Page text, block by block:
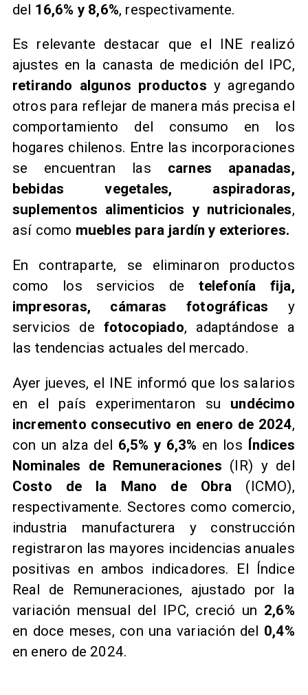
del 16,6% y 8,6%, respectivamente.
​Es relevante destacar que el INE realizó
ajustes en la canasta de medición del IPC,
retirando algunos productos y agregando
otros para reflejar de manera más precisa el
comportamiento del consumo en los
hogares chilenos. Entre las incorporaciones
se encuentran las carnes apanadas,
bebidas vegetales, aspiradoras,
suplementos alimenticios y nutricionales,
así como muebles para jardín y exteriores.
​En contraparte, se eliminaron productos
como los servicios de telefonía fija,
impresoras, cámaras fotográficas y
servicios de fotocopiado, adaptándose a
las tendencias actuales del mercado.
​Ayer jueves, el INE informó que los salarios
en el país experimentaron su undécimo
incremento consecutivo en enero de 2024,
con un alza del 6,5% y 6,3% en los Índices
Nominales de Remuneraciones (IR) y del
Costo de la Mano de Obra (ICMO),
respectivamente. Sectores como comercio,
industria manufacturera y construcción
registraron las mayores incidencias anuales
positivas en ambos indicadores. El Índice
Real de Remuneraciones, ajustado por la
variación mensual del IPC, creció un 2,6%
en doce meses, con una variación del 0,4%
en enero de 2024.